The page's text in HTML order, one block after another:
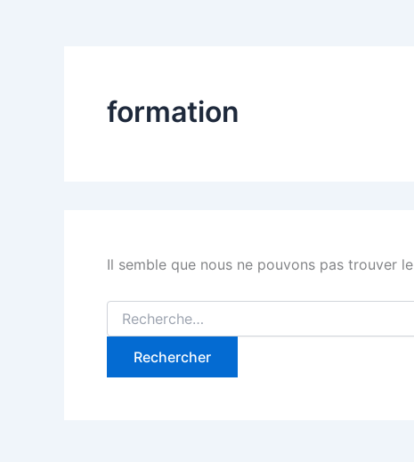
formation
Il semble que nous ne pouvons pas trouver
Rechercher :